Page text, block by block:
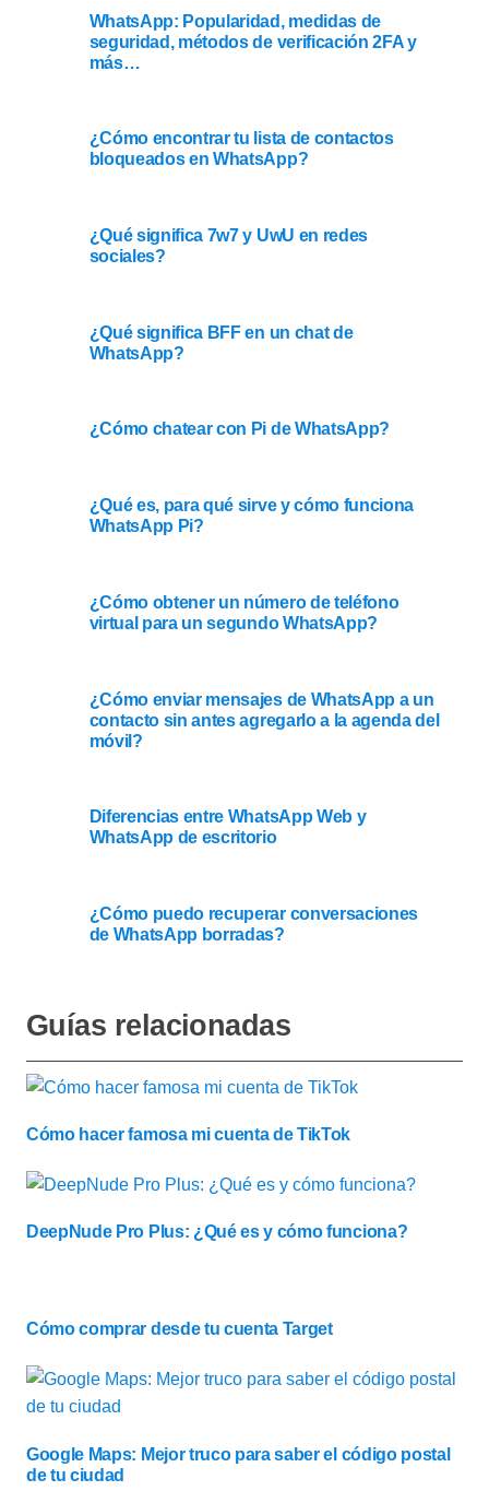
WhatsApp: Popularidad, medidas de
seguridad, métodos de verificación 2FA y
más…
¿Cómo encontrar tu lista de contactos
bloqueados en WhatsApp?
¿Qué significa 7w7 y UwU en redes
sociales?
¿Qué significa BFF en un chat de
WhatsApp?
¿Cómo chatear con Pi de WhatsApp?
¿Qué es, para qué sirve y cómo funciona
WhatsApp Pi?
¿Cómo obtener un número de teléfono
virtual para un segundo WhatsApp?
¿Cómo enviar mensajes de WhatsApp a un
contacto sin antes agregarlo a la agenda del
móvil?
Diferencias entre WhatsApp Web y
WhatsApp de escritorio
¿Cómo puedo recuperar conversaciones
de WhatsApp borradas?
Guías relacionadas
Cómo hacer famosa mi cuenta de TikTok
DeepNude Pro Plus: ¿Qué es y cómo funciona?
Cómo comprar desde tu cuenta Target
Google Maps: Mejor truco para saber el código postal
de tu ciudad